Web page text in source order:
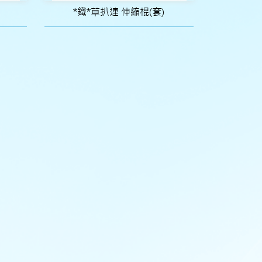
*鐵*草扒連 伸縮棍(套)